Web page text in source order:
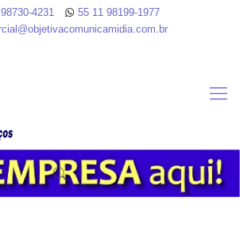
4231
55 11 98199-1977